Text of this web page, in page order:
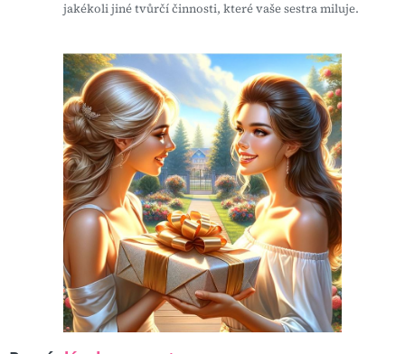
jakékoli jiné tvůrčí činnosti, které vaše sestra miluje.